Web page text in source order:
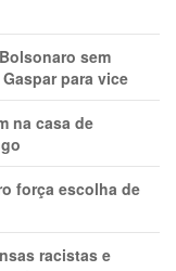
sem
para vice
na casa de
força escolha de
racistas e